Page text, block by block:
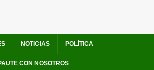
NOTICIAS POLÍTICA
CON NOSOTROS